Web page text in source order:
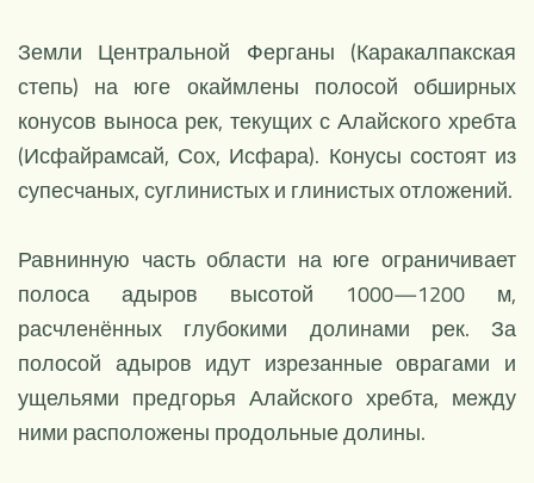
Земли Центральной Ферганы (Каракалпакская
степь) на юге окаймлены полосой обширных
конусов выноса рек, текущих с Алайского хребта
(Исфайрамсай, Сох, Исфара). Конусы состоят из
супесчаных, суглинистых и глинистых отложений.
Равнинную часть области на юге ограничивает
полоса адыров высотой 1000—1200 м,
расчленённых глубокими долинами рек. За
полосой адыров идут изрезанные оврагами и
ущельями предгорья Алайского хребта, между
ними расположены продольные долины.